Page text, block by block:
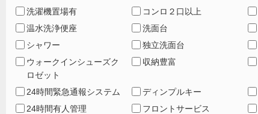
洗濯機置場有
コンロ２口以上
温水洗浄便座
洗面台
シャワー
独立洗面台
ウォークインシューズク
ロゼット
収納豊富
24時間緊急通報システム ディンプルキー
24時間有人管理
フロントサービス